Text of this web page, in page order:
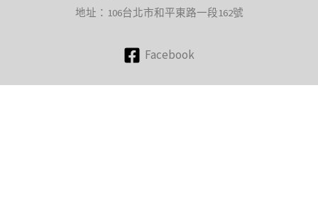
地址：106台北市和平東路一段162號
Facebook